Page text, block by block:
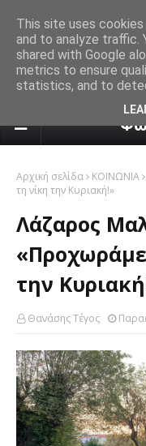
Αρχική σελίδα ΚΟΙΝΩΝΙΑ
τη νίκη την Κυριακή!»
Λάζαρος
«Προχωράμε
την
Θανάσης Τέγος
This site uses
and to analyze traffic.
shared with Google
metrics to ensure
statistics, and to